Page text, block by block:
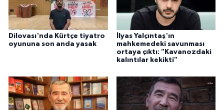
Dilovası'nda Kürtçe tiyatro
oyununa son anda yasak
İlyas Yalçıntaş'ın
mahkemedeki savunması
ortaya çıktı: "Kavanozdaki
kalıntılar kekikti"